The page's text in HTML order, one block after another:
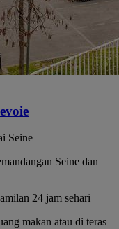
Seine
Seine dan
24 jam sehari
makan atau di teras